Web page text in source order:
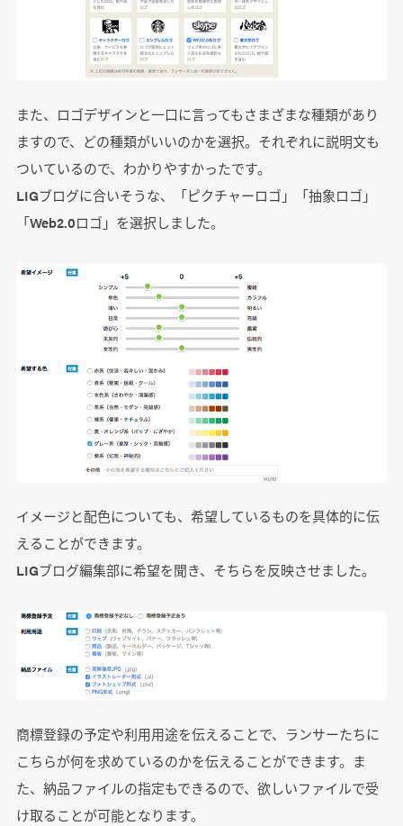
また、ロゴデザインと一口に言ってもさまざまな種類があり
ますので、どの種類がいいのかを選択。それぞれに説明文も
ついているので、わかりやすかったです。
LIGブログに合いそうな、「ピクチャーロゴ」「抽象ロゴ」
「Web2.0ロゴ」を選択しました。
イメージと配色についても、希望しているものを具体的に伝
えることができます。
LIGブログ編集部に希望を聞き、そちらを反映させました。
商標登録の予定や利用用途を伝えることで、ランサーたちに
こちらが何を求めているのかを伝えることができます。ま
た、納品ファイルの指定もできるので、欲しいファイルで受
け取ることが可能となります。